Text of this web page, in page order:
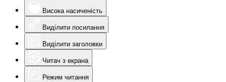
Висока насиченість
Виділити посилання
Виділити заголовки
Читач з екрана
Режим читання